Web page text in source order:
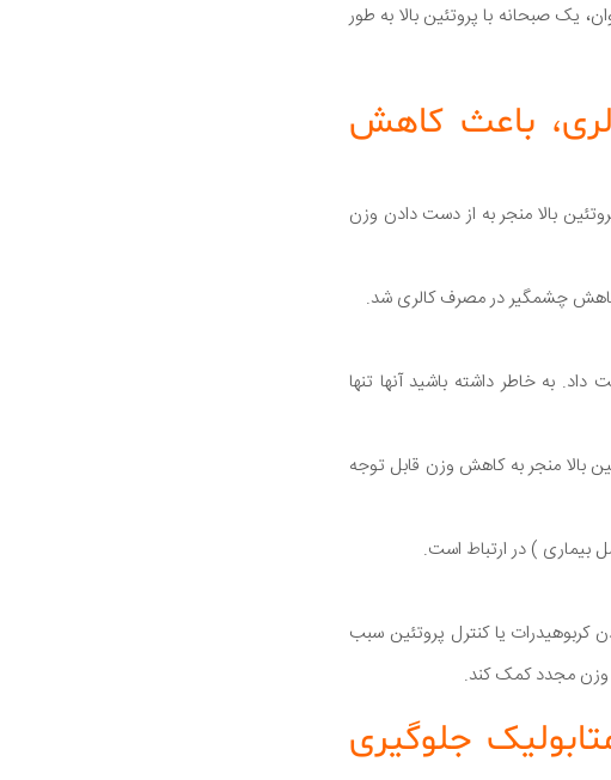
یک صبحانه با پروتئین بالا به طور
باعث کاهش
بالا منجر به از دست دادن وزن
11 پوند در طول یک دوره 12 هفته وزن از دست داد. به خاطر داشته باشید آنها تنها
بالا منجر به کاهش وزن قابل توجه
بیماری ) در ارتباط است.
کربوهیدرات یا کنترل پروتئین سبب
وزن مجدد کمک کند.
جلوگیری